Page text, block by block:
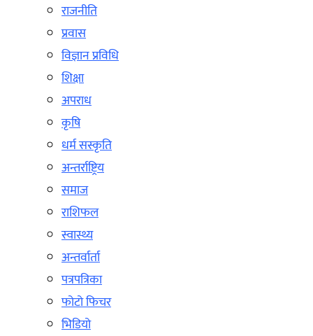
राजनीति
प्रवास
विज्ञान प्रविधि
शिक्षा
अपराध
कृषि
धर्म सस्कृति
अन्तर्राष्ट्रिय
समाज
राशिफल
स्वास्थ्य
अन्तर्वार्ता
पत्रपत्रिका
फोटो फिचर
भिडियो